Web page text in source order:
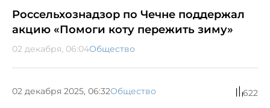
Россельхознадзор по Чечне поддержал
акцию «Помоги коту пережить зиму»
02 декабря, 06:04Общество
02 декабря 2025, 06:32Общество 622